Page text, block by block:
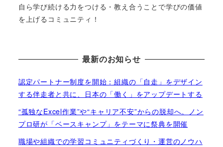
自ら学び続ける力をつける・教え合うことで学びの価値
を上げるコミュニティ！
最新のお知らせ
認定パートナー制度を開始：組織の「自走」をデザイン
する伴走者と共に、日本の「働く」をアップデートする
“孤独なExcel作業”や“キャリア不安”からの脱却へ。ノン
プロ研が「ベースキャンプ」をテーマに祭典を開催
職場や組織での学習コミュニティづくり・運営のノウハ